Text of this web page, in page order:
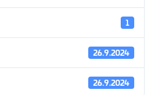
1
26.9.2024
26.9.2024